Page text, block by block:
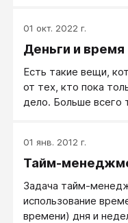
01 окт. 2022 г.
Деньги и время
Есть такие вещи,
от тех, кто пока
дело. Больше всего
01 янв. 2012 г.
Тайм-
Задача тайм-
использование
времени) дня и